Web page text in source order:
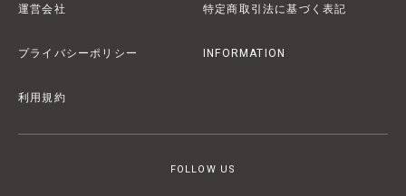
運営会社 特定商取引法に基づく表記
プライバシーポリシー INFORMATION
利用規約
FOLLOW US